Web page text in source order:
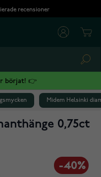
recensioner
börjat! 👉
Midem Helsinki
0,75ct
-40%